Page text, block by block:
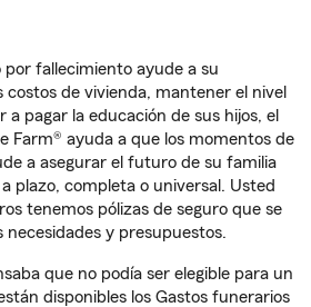
por fallecimiento ayude a su
costos de vivienda, mantener el nivel
pagar la educación de sus hijos, el
Farm® ayuda a que los momentos de
a asegurar el futuro de su familia
plazo, completa o universal. Usted
tenemos pólizas de seguro que se
necesidades y presupuestos.
que no podía ser elegible para un
disponibles los Gastos funerarios